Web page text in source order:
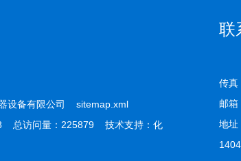
设备有限公司 sitemap.xml
总访问量：225879 技术支持： 化
联
传真
邮
地址